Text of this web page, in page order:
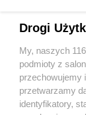
Sport
Kultura
Drogi
My, naszych
podmioty z
przechowujemy
przetwarzamy
identyfikatory,